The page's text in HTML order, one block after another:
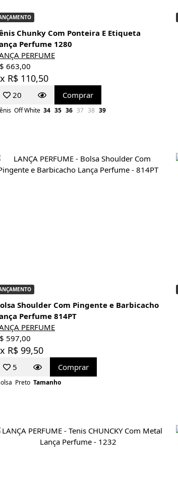
Chunky Com Ponteira E Etiqueta
Perfume 1280
PERFUME
663,00
R$ 110,50
20 Comprar
Off White 34 35 36 37 38 39
Shoulder Com Pingente e Barbicacho
Perfume 814PT
PERFUME
597,00
R$ 99,50
5 Comprar
Preto Tamanho